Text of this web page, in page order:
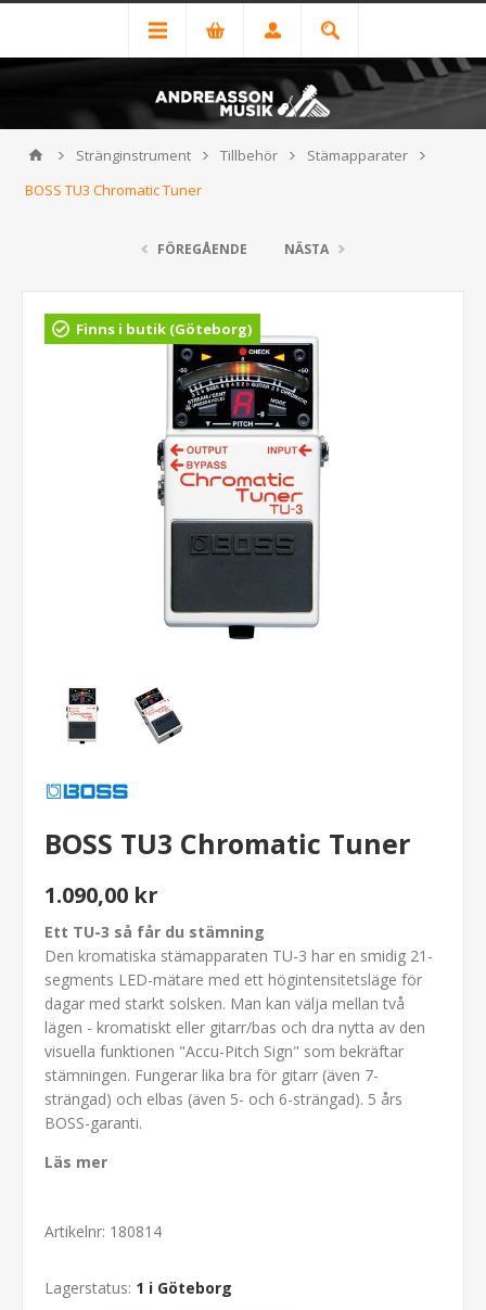
Stränginstrument Tillbehör
Stämapparater
BOSS TU3 Chromatic Tuner
FÖREGÅENDE NÄSTA
Finns i butik (Göteborg)
BOSS TU3 Chromatic Tuner
1.090,00 kr
Ett TU-3 så får du stämning
Den kromatiska stämapparaten TU-3 har en smidig 21-
segments LED-mätare med ett högintensitetsläge för
dagar med starkt solsken. Man kan välja mellan två
lägen - kromatiskt eller gitarr/bas och dra nytta av den
visuella funktionen "Accu-Pitch Sign" som bekräftar
stämningen. Fungerar lika bra för gitarr (även 7-
strängad) och elbas (även 5- och 6-strängad). 5 års
BOSS-garanti.
Läs mer
Artikelnr: 180814
Lagerstatus: 1 i Göteborg